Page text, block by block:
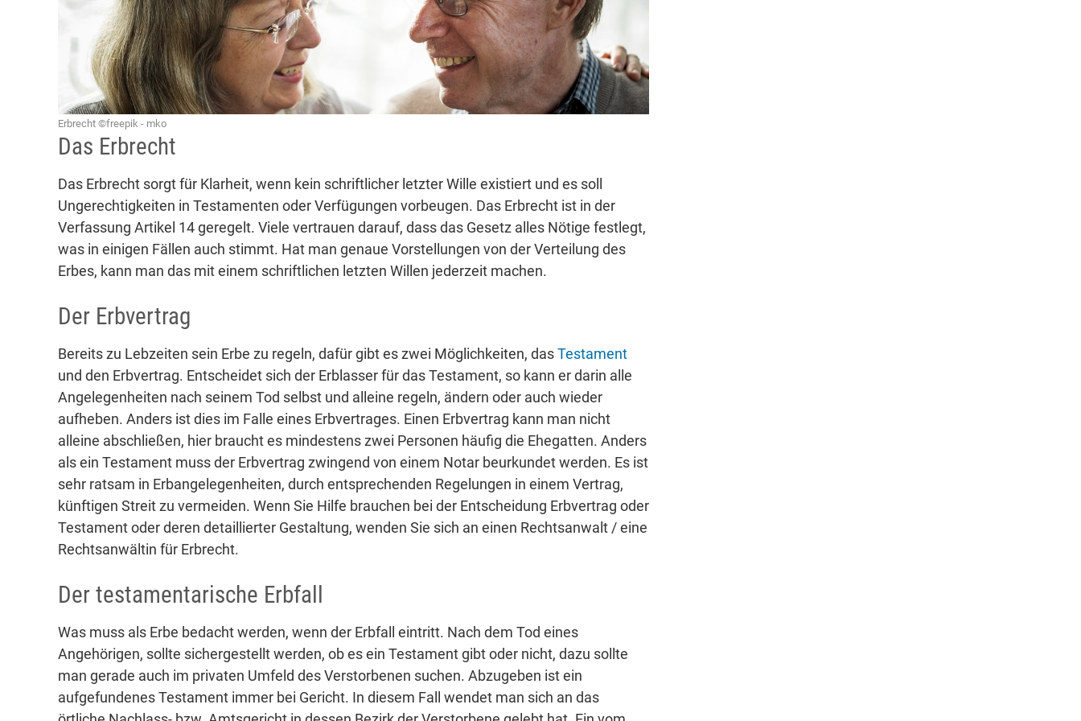
Erbrecht ©freepik - mko
Das Erbrecht
Das Erbrecht sorgt für Klarheit, wenn kein schriftlicher letzter Wille existiert und es soll
Ungerechtigkeiten in Testamenten oder Verfügungen vorbeugen. Das Erbrecht ist in der
Verfassung Artikel 14 geregelt. Viele vertrauen darauf, dass das Gesetz alles Nötige festlegt,
was in einigen Fällen auch stimmt. Hat man genaue Vorstellungen von der Verteilung des
Erbes, kann man das mit einem schriftlichen letzten Willen jederzeit machen.
Der Erbvertrag
Bereits zu Lebzeiten sein Erbe zu regeln, dafür gibt es zwei Möglichkeiten, dasTestament
und den Erbvertrag. Entscheidet sich der Erblasser für das Testament, so kann er darin alle
Angelegenheiten nach seinem Tod selbst und alleine regeln, ändern oder auch wieder
aufheben. Anders ist dies im Falle eines Erbvertrages. Einen Erbvertrag kann man nicht
alleine abschließen, hier braucht es mindestens zwei Personen häufig die Ehegatten. Anders
als ein Testament muss der Erbvertrag zwingend von einem Notar beurkundet werden. Es ist
sehr ratsam in Erbangelegenheiten, durch entsprechenden Regelungen in einem Vertrag,
künftigen Streit zu vermeiden. Wenn Sie Hilfe brauchen bei der Entscheidung Erbvertrag oder
Testament oder deren detaillierter Gestaltung, wenden Sie sich an einen Rechtsanwalt / eine
Rechtsanwältin für Erbrecht.
Der testamentarische Erbfall
Was muss als Erbe bedacht werden, wenn der Erbfall eintritt. Nach dem Tod eines
Angehörigen, sollte sichergestellt werden, ob es ein Testament gibt oder nicht, dazu sollte
man gerade auch im privaten Umfeld des Verstorbenen suchen. Abzugeben ist ein
aufgefundenes Testament immer bei Gericht. In diesem Fall wendet man sich an das